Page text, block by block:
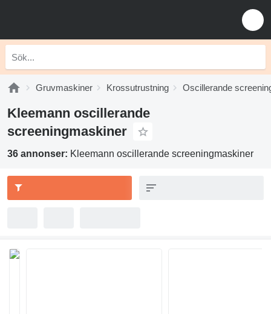
Gruvmaskiner Krossutrustning Oscillerande
Kleemann oscillerande
screeningmaskiner
36 annonser: Kleemann oscillerande screeningmaskiner